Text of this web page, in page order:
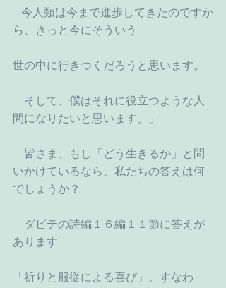
ら、きっと今にそういう
世の中に行きつくだろうと思います。
間になりたいと思います。」
皆さま、もし「どう生きるか」と問
いかけているなら、私たちの答えは何
でしょうか？
ダビテの詩編１６編１１節に答えが
あります
「祈りと服従による喜び」。すなわ